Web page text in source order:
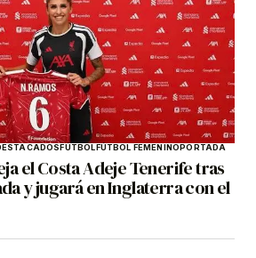
FÚTBOLFÚTBOL FEMENINOPORTADA
el Costa Adeje Tenerife tras
y jugará en Inglaterra con el